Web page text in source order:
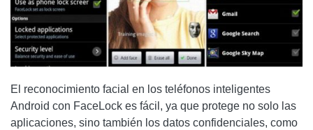
El reconocimiento facial en los teléfonos inteligentes
Android con FaceLock es fácil, ya que protege no solo las
aplicaciones, sino también los datos confidenciales, como